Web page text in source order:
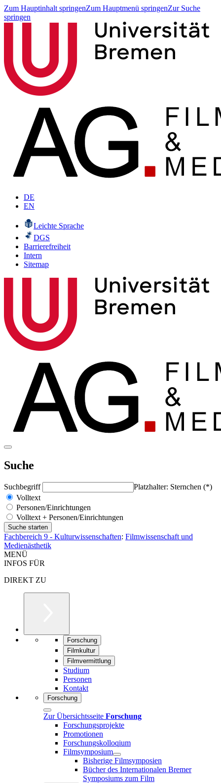
Zum Hauptinhalt springenZum Hauptmenü springenZur Suche
springen
DE
EN
Leichte Sprache
DGS
Barrierefreiheit
Intern
Sitemap
Suche
Suchbegriff
Platzhalter: Sternchen (*)
Volltext
Personen/Einrichtungen
Volltext + Personen/Einrichtungen
Fachbereich 9 - Kulturwissenschaften: Filmwissenschaft und
Medienästhetik
MENÜ
INFOS FÜR
DIREKT ZU
Forschung
Filmkultur
Filmvermittlung
Studium
Personen
Kontakt
Forschung
Zur Übersichtsseite Forschung
Forschungsprojekte
Promotionen
Forschungskolloqium
Filmsymposium
Bisherige Filmsymposien
Bücher des Internationalen Bremer
Symposiums zum Film